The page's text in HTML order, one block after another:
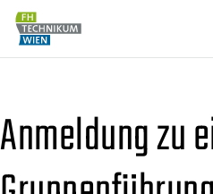
Anmeldung zu